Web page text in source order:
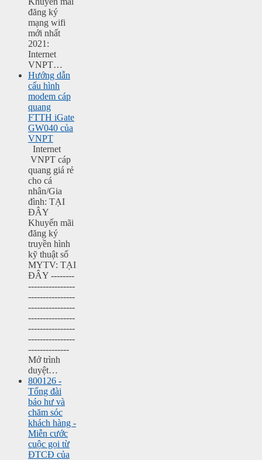
đăng ký
mạng wifi
mới nhất
2021:
Internet
VNPT…
Hướng dẫn
cấu hình
modem cáp
quang
FTTH iGate
GW040 của
VNPT
Internet
VNPT cáp
quang giá rẻ
cho cá
nhân/Gia
đình: TẠI
ĐÂY
Khuyến mãi
đăng ký
truyền hình
kỹ thuật số
MYTV: TẠI
ĐÂY --------
----------------
----------------
----------------
----------------
----------------
----------------
--------------
Mở trình
duyệt…
800126 -
Tổng đài
báo hư và
chăm sóc
khách hàng -
Miễn cước
cuộc gọi từ
ĐTCĐ của